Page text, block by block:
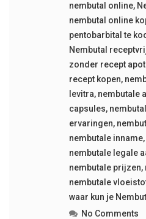
nembutal online,
nembutal online
pentobarbital te
Nembutal
zonder recept
recept kopen,
levitra, nembutale
capsules,
ervaringen,
nembutale inname,
nembutale legale
nembutale prijzen,
nembutale
waar kun je
No Comments